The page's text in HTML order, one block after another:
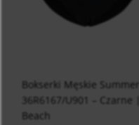
Bokserki Męskie Summer
36R6167/U901 – Czarne |
Beach